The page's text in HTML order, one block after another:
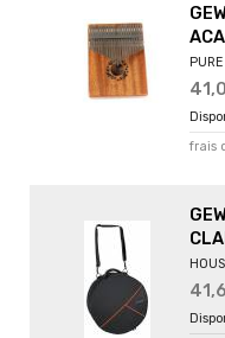
frais